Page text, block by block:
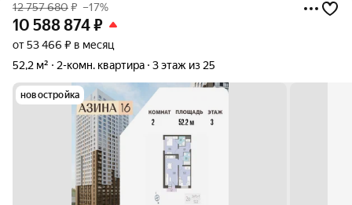
12 757 680₽ –17%
10 588 874₽
от 53 466 ₽ в месяц
52,2 м²
2-комн. квартира 3 этаж из 25
новостройка